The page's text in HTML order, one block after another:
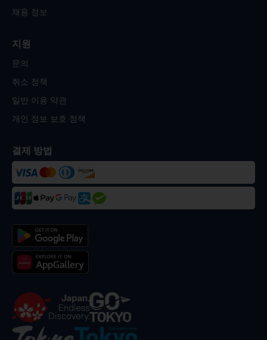
채용 정보
지원
문의
취소 정책
일반 이용 약관
개인 정보 보호 정책
결제 방법